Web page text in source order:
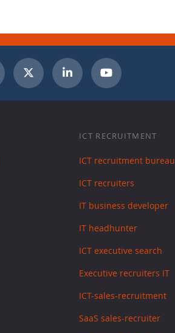
ICT RECRUITMENT
ICT recruitment bureau
ICT recruiters
IT business developer
IT headhunter
ICT executive search
Executive recruiters IT
ICT-sales-recruitment
SaaS sales-recruiter